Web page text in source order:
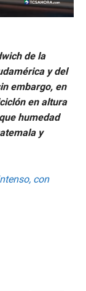
de la
y del
embargo, en
en altura
humedad
y
con